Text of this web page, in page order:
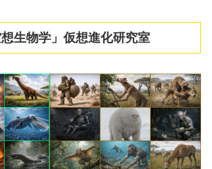
生物学」仮想進化研究室